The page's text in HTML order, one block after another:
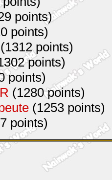
points)
points)
(1312 points)
points)
points)
(1280 points)
(1253 points)
points)